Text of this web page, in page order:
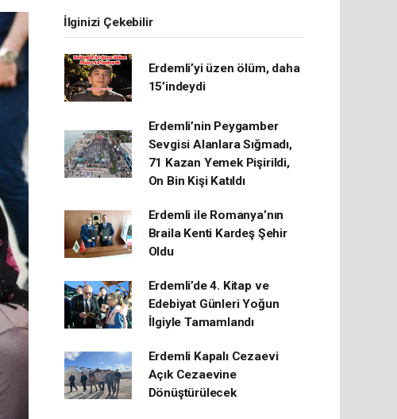
İlginizi Çekebilir
Erdemli’yi üzen ölüm, daha
15’indeydi
Erdemli’nin Peygamber
Sevgisi Alanlara Sığmadı,
71 Kazan Yemek Pişirildi,
On Bin Kişi Katıldı
Erdemli ile Romanya’nın
Braila Kenti Kardeş Şehir
Oldu
Erdemli’de 4. Kitap ve
Edebiyat Günleri Yoğun
İlgiyle Tamamlandı
Erdemli Kapalı Cezaevi
Açık Cezaevine
Dönüştürülecek